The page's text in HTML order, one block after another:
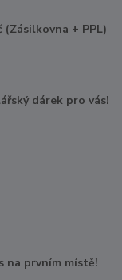
(Zásilkovna + PPL)
dárek pro vás!
na prvním místě!